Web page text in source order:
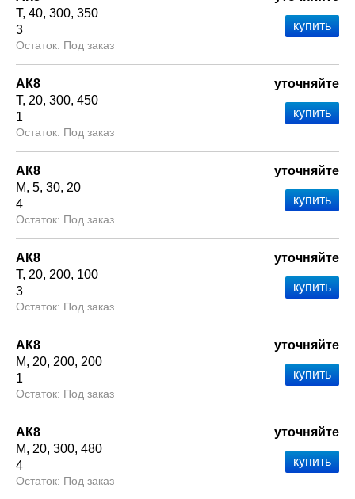
Т 40 300 350
3
Под заказ
АК8
Т 20 300 450
1
Под заказ
уточняйте
АК8
М 5 30 20
4
Под заказ
уточняйте
АК8
Т 20 200 100
3
Под заказ
уточняйте
АК8
М
20 200 200
1
Под заказ
уточняйте
АК8
М
20 300 480
4
Под заказ
уточняйте